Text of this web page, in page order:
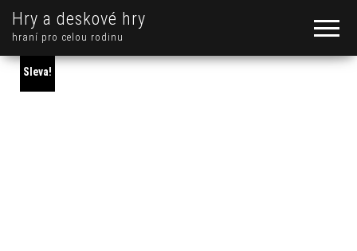
Hry a deskové hry
hraní pro celou rodinu
Sleva!